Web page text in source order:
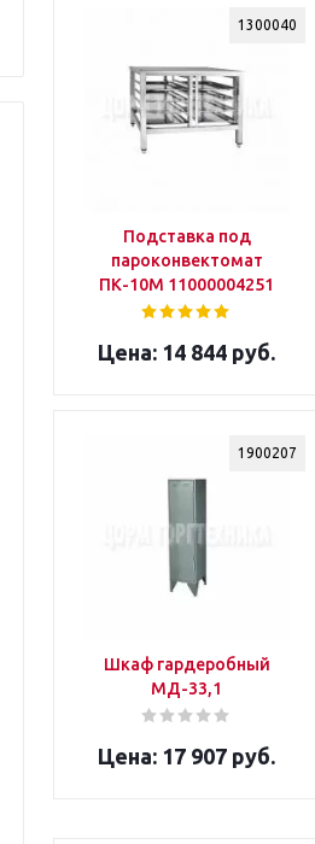
1300040
Подставка под
пароконвектомат
ПК-10М 11000004251
14 844 руб.
1900207
Шкаф гардеробный
МД-33,1
17 907 руб.